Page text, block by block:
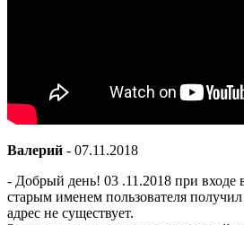
Валерий - 07.11.2018
- Добрый день! 03 .11.2018 при входе
старым именем пользователя
адрес не существует.